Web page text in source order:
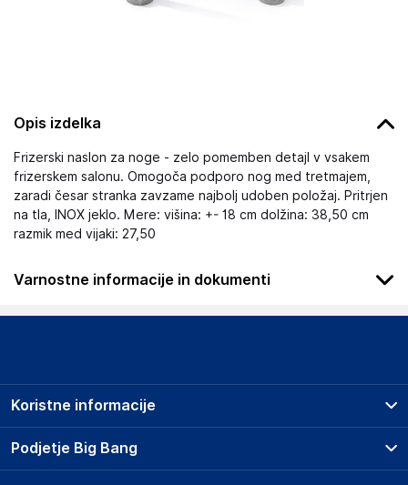
Opis izdelka
Frizerski naslon za noge - zelo pomemben detajl v vsakem
frizerskem salonu. Omogoča podporo nog med tretmajem,
zaradi česar stranka zavzame najbolj udoben položaj. Pritrjen
na tla, INOX jeklo. Mere: višina: +- 18 cm dolžina: 38,50 cm
razmik med vijaki: 27,50
Varnostne informacije in dokumenti
Podatki o proizvajalcu
SUPER MERCHANT SPÓŁKA AKCYJNA
Poland
Podjetje Big Bang
Koristne informacije
Prodajna mesta